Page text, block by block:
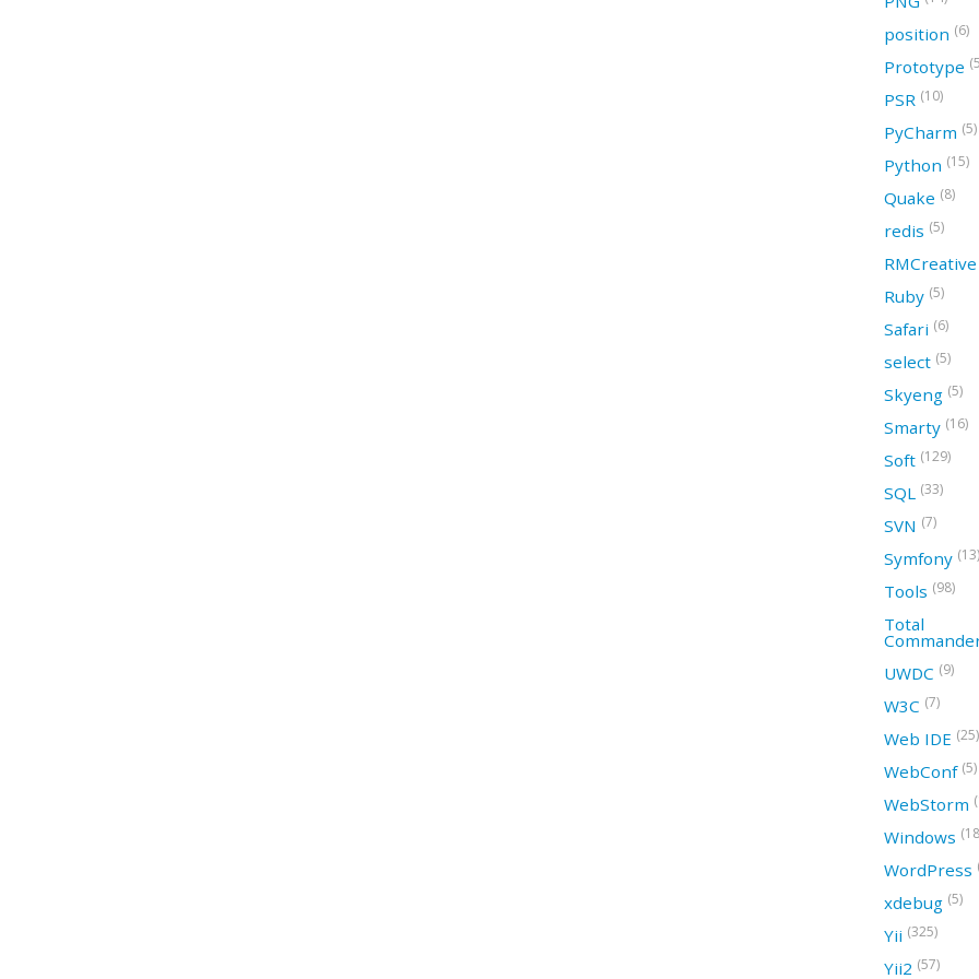
position (6)
Prototype
PSR (10)
PyCharm (5)
Python (15)
Quake (8)
redis (5)
RMCreative
Ruby (5)
Safari (6)
select (5)
Skyeng (5)
Smarty (16)
Soft (129)
SQL (33)
SVN (7)
Symfony (13)
Tools (98)
Total
UWDC (9)
W3C (7)
Web IDE (25)
WebConf (5)
WebStorm
Windows
WordPress
xdebug (5)
Yii (325)
Yii2 (57)